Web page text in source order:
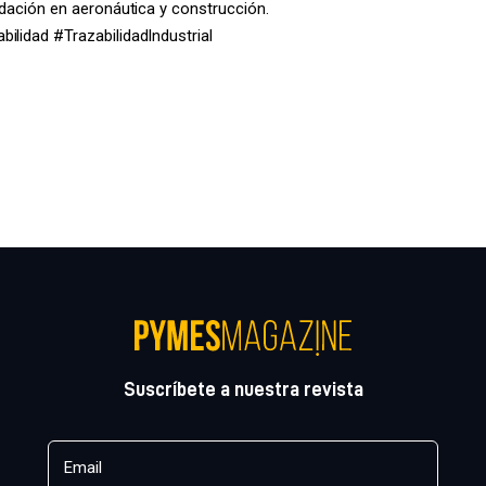
en aeronáutica y construcción.
#TrazabilidadIndustrial
Suscríbete a nuestra revista